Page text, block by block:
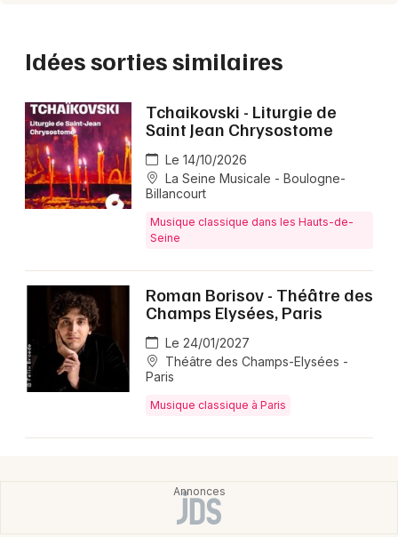
Idées sorties similaires
Tchaikovski - Liturgie de
Saint Jean Chrysostome
Le 14/10/2026
La Seine Musicale - Boulogne-
Billancourt
Musique classique dans les Hauts-de-
Seine
Roman Borisov - Théâtre des
Champs Elysées, Paris
Le 24/01/2027
Théâtre des Champs-Elysées -
Paris
Musique classique à Paris